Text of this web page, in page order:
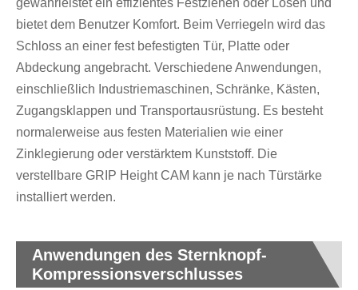
gewährleistet ein effizientes Festziehen oder Lösen und
bietet dem Benutzer Komfort. Beim Verriegeln wird das
Schloss an einer fest befestigten Tür, Platte oder
Abdeckung angebracht. Verschiedene Anwendungen,
einschließlich Industriemaschinen, Schränke, Kästen,
Zugangsklappen und Transportausrüstung. Es besteht
normalerweise aus festen Materialien wie einer
Zinklegierung oder verstärktem Kunststoff. Die
verstellbare GRIP Height CAM kann je nach Türstärke
installiert werden.
Anwendungen des Sternknopf-
Kompressionsverschlusses